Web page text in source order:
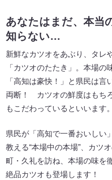
あなたはまだ、本当
知らない…
新鮮なカツオをあぶり、タレ
「カツオのたたき」。本場の
「高知は豪快！」と県民は言
両断！ カツオの鮮度はもち
もこだわっているといいます。
県民が「高知で一番おいしい
教える“本場中の本場”、カツ
町・久礼を訪ね、本場の味を
絶品カツオも登場します！